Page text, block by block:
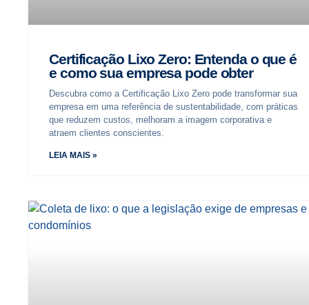
Certificação Lixo Zero: Entenda o que é
e como sua empresa pode obter
Descubra como a Certificação Lixo Zero pode transformar sua
empresa em uma referência de sustentabilidade, com práticas
que reduzem custos, melhoram a imagem corporativa e
atraem clientes conscientes.
LEIA MAIS »